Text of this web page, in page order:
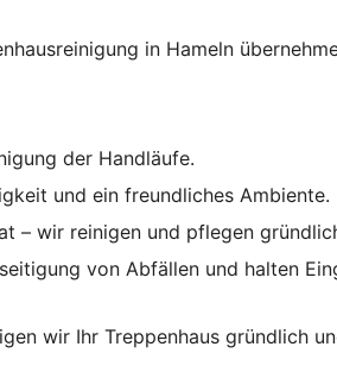
in Hameln
der Handläufe.
und ein freundliches Ambiente.
– wir reinigen und pflegen
von Abfällen und halten
wir Ihr Treppenhaus gründlich